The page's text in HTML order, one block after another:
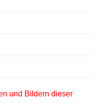
und Bildern dieser